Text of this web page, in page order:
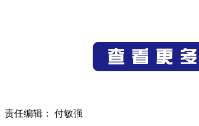
责任编辑： 付敏强